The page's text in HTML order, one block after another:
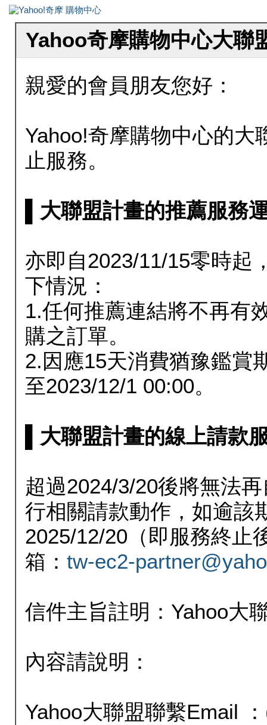
Yahoo奇摩購物中心大聯
親愛的會員朋友您好：
Yahoo!奇摩購物中心的大
止服務。
▌大聯盟計畫的推薦服務
亦即自2023/11/15零時起
下情況：
1.任何推薦連結將不再有
購之訂單。
2.因應15天消費猶豫鑑賞
至2023/12/1 00:00。
▌大聯盟計畫的線上請款
超過2024/3/20後將無法
行相關請款動作，如逾該
2025/12/20（即服務終止
箱： tw-ec2-
信件主旨註明：Yahoo大
內容請說明：
Yahoo大聯盟聯繫Email